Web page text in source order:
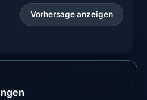
Vorhersage anzeigen